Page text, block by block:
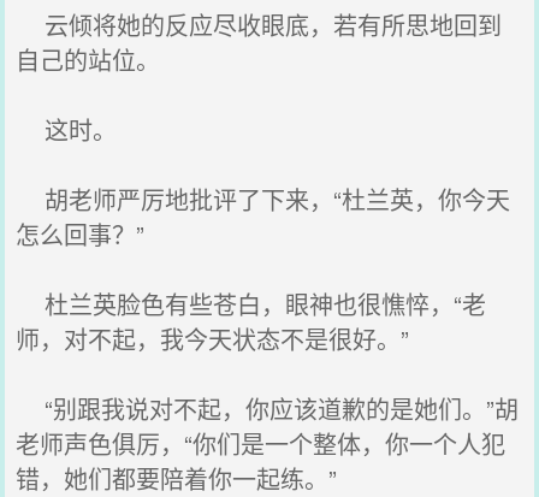
云倾将她的反应尽收眼底，若有所思地回到
自己的站位。
这时。
胡老师严厉地批评了下来，“杜兰英，你今天
怎么回事？”
杜兰英脸色有些苍白，眼神也很憔悴，“老
师，对不起，我今天状态不是很好。”
“别跟我说对不起，你应该道歉的是她们。”胡
老师声色俱厉，“你们是一个整体，你一个人犯
错，她们都要陪着你一起练。”